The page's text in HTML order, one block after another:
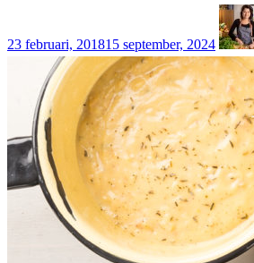
23 februari, 201815 september, 2024